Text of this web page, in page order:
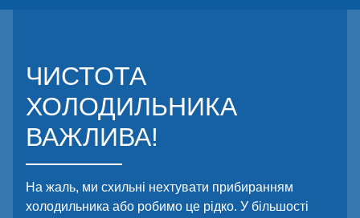
ЧИСТОТА
ХОЛОДИЛЬНИКА
ВАЖЛИВА!
На жаль, ми схильні нехтувати прибиранням
холодильника або робимо це рідко. У більшості